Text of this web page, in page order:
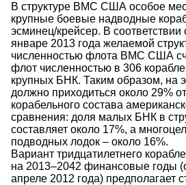
В структуре ВМС США особое
крупные боевые надводные
эсминец/крейсер. В соответствии
январе 2013 года желаемой
численностью флота ВМС США
флот численностью в 306
крупных БНК. Таким образом, на
должно приходиться около 29%
корабельного состава
сравнения: доля малых БНК в
составляет около 17%, а
подводных лодок – около 16%.
Вариант тридцатилетнего
на 2013–2042 финансовые годы
апреле 2012 года) предполагает